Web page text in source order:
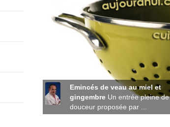
Emincés de veau au miel et
gingembre Un entrée pleine de
douceur proposée par ...